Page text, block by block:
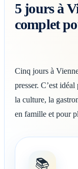
5 jours à
complet
Cinq jours à
presser. C’est
la culture, la
en famille et pour
📚